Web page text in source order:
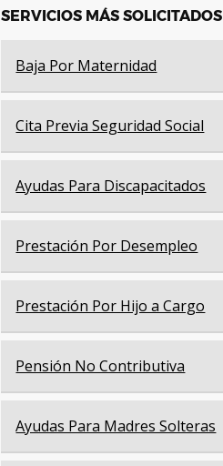
SERVICIOS MÁS SOLICITADOS
Baja Por Maternidad
Cita Previa Seguridad Social
Ayudas Para Discapacitados
Prestación Por Desempleo
Prestación Por Hijo a Cargo
Pensión No Contributiva
Ayudas Para Madres Solteras